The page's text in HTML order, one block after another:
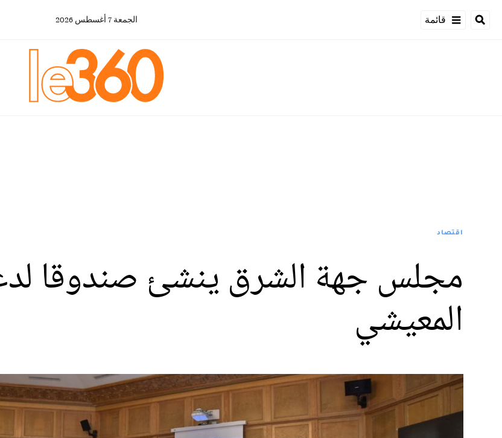
قائمة الجمعة 7 أغسطس 2026
اقتصاد
مجلس جهة الشرق ينشئ صندوقا
المعيشي